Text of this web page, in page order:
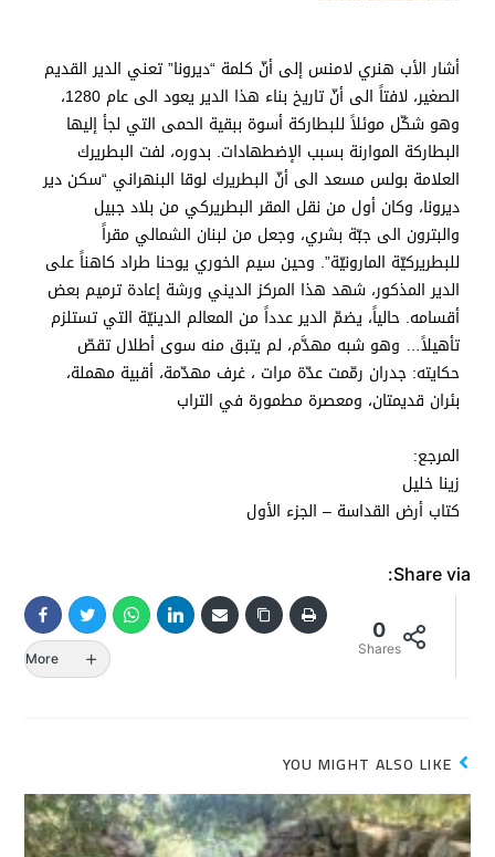
أشار الأب هنري لامنس إلى أنّ كلمة “ديرونا” تعني الدير القديم
الصغير، لافتاً الى أنّ تاريخ بناء هذا الدير يعود الى عام 1280،
وهو شكّل موئلاً للبطاركة أسوة ببقية الحمى التي لجأ إليها
البطاركة الموارنة بسبب الإضطهادات. بدوره، لفت البطريرك
العلامة بولس مسعد الى أنّ البطريرك لوقا البنهراني “سكن دير
ديرونا، وكان أول من نقل المقر البطريركي من بلاد جبيل
والبترون الى جبّة بشري، وجعل من لبنان الشمالي مقراً
للبطريركيّة المارونيّة”. وحين سيم الخوري يوحنا طراد كاهناً على
الدير المذكور، شهد هذا المركز الديني ورشة إعادة ترميم بعض
أقسامه. حالياً، يضمّ الدير عدداً من المعالم الدينيّة التي تستلزم
تأهيلاً… وهو شبه مهدَّم، لم يتبق منه سوى أطلال تقصّ
حكايته: جدران رمّمت عدّة مرات ، غرف مهدّمة، أقبية مهملة،
بئران قديمتان، ومعصرة مطمورة في التراب
المرجع:
زينا خليل
كتاب أرض القداسة – الجزء الأول
Share via:
0
Shares
More
YOU MIGHT ALSO LIKE